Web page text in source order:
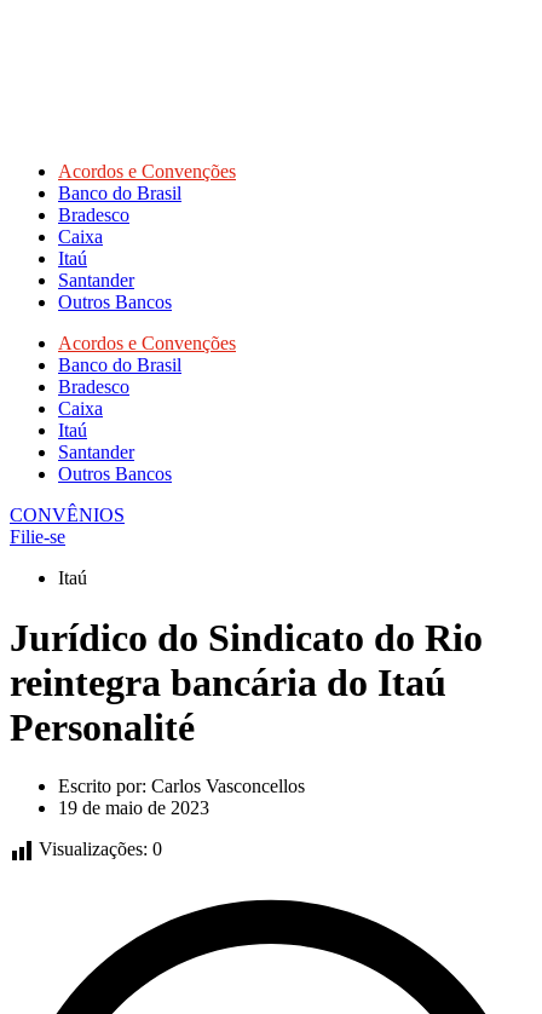
Acordos e Convenções
Banco do Brasil
Bradesco
Caixa
Itaú
Santander
Outros Bancos
Acordos e Convenções
Banco do Brasil
Bradesco
Caixa
Itaú
Santander
Outros Bancos
CONVÊNIOS
Filie-se
Itaú
Jurídico do Sindicato do Rio
reintegra bancária do Itaú
Personalité
Escrito por: Carlos Vasconcellos
19 de maio de 2023
Visualizações: 0